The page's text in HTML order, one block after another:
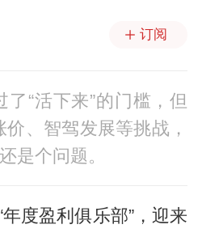
订阅
了“活下来”的门槛，但
、智驾发展等挑战，
是个问题。
度盈利俱乐部”，迎来